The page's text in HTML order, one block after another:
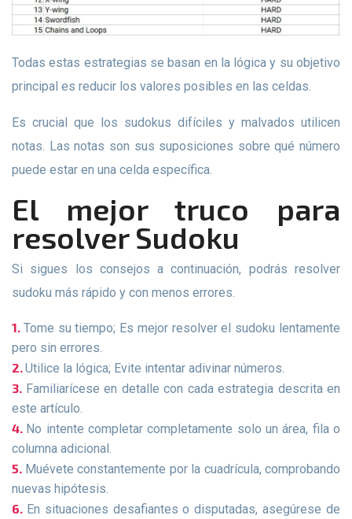
Todas estas estrategias se basan en la lógica y su objetivo
principal es reducir los valores posibles en las celdas.
Es crucial que los sudokus difíciles y malvados utilicen
notas. Las notas son sus suposiciones sobre qué número
puede estar en una celda específica.
El mejor truco para
resolver Sudoku
Si sigues los consejos a continuación, podrás resolver
sudoku más rápido y con menos errores.
Tome su tiempo; Es mejor resolver el sudoku lentamente
pero sin errores.
Utilice la lógica; Evite intentar adivinar números.
Familiarícese en detalle con cada estrategia descrita en
este artículo.
No intente completar completamente solo un área, fila o
columna adicional.
Muévete constantemente por la cuadrícula, comprobando
nuevas hipótesis.
En situaciones desafiantes o disputadas, asegúrese de